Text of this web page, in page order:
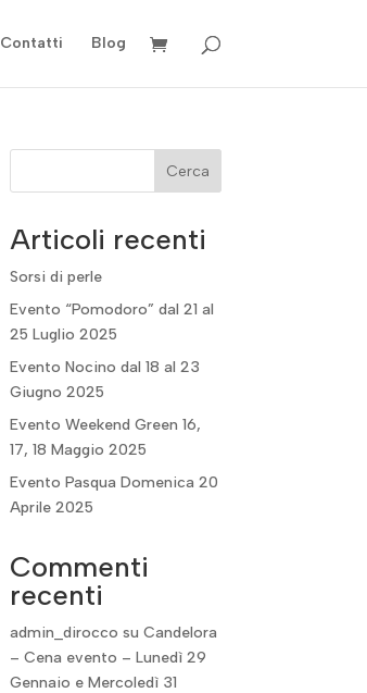
Contatti Blog
Cerca
Articoli recenti
Sorsi di perle
Evento “Pomodoro” dal 21 al
25 Luglio 2025
Evento Nocino dal 18 al 23
Giugno 2025
Evento Weekend Green 16,
17, 18 Maggio 2025
Evento Pasqua Domenica 20
Aprile 2025
Commenti
recenti
admin_dirocco suCandelora
– Cena evento – Lunedì 29
Gennaio e Mercoledì 31